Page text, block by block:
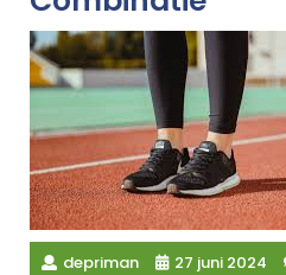
depriman 27 juni 2024